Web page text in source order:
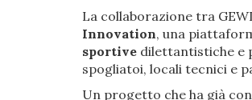
La collaborazione tra
Innovation, una
sportive dilettantistiche e
spogliatoi, locali tecnici e
Un progetto che ha già